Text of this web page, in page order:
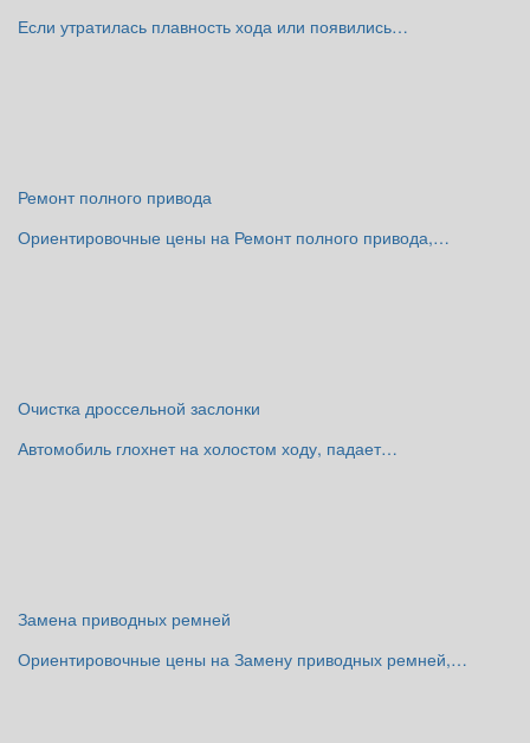
Если утратилась плавность хода или появились…
Ремонт полного привода
Ориентировочные цены на Ремонт полного привода,…
Очистка дроссельной заслонки
Автомобиль глохнет на холостом ходу, падает…
Замена приводных ремней
Ориентировочные цены на Замену приводных ремней,…